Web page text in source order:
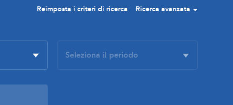
Reimposta i criteri di ricerca Ricerca avanzata